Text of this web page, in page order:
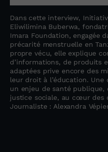
Dans cette interview,
Eliwilimina Buberwa,
Imara Foundation, engagée
précarité menstruelle en
propre vécu, elle explique
d’informations, de produits
adaptées prive encore des
leur droit à l’éducation. Une
un enjeu de santé publique,
justice sociale, au cœur des
Journaliste : Alexandra